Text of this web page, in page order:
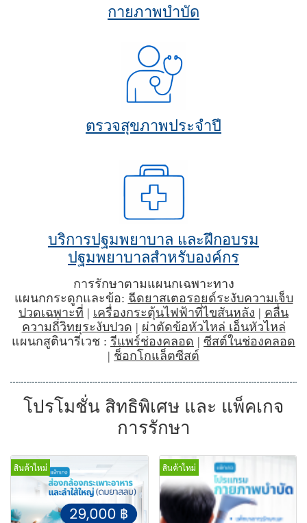
กายภาพบำบัด
ตรวจสุขภาพประจำปี
บริการปฐมพยาบาล และฝึกอบรม
ปฐมพยาบาลสำหรับองค์กร
การรักษาตามแผนกเฉพาะทาง
แผนกกระดูกและข้อ: ฉีดยาสเตอรอยด์ระงับความเจ็บ
ปวดเฉพาะที่ | เครื่องกระตุ้นไฟฟ้าที่ไขสันหลัง | คลื่น
ความถี่วิทยุระงับปวด | ผ่าตัดข้อหัวไหล่ เอ็นหัวไหล่
แผนกสูตินารีเวช : รีแพร์ช่องคลอด | ซีสต์ในช่องคลอด
| ช็อกโกแล็ตซีสต์
โปรโมชั่น สิทธิพิเศษ และ แพ็คเกจ
การรักษา
สินค้าใหม่ สินค้าใหม่